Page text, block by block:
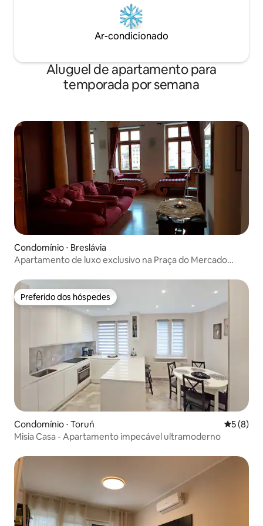
Ar-condicionado
Aluguel de apartamento para
temporada por semana
Condomínio ⋅ Breslávia
Apartamento de luxo exclusivo na Praça do Mercado
Preferido dos hóspedes
Preferido dos hóspedes
Condomínio ⋅ Toruń 5 de
5 (8)
Misia Casa - Apartamento impecável ultramoderno